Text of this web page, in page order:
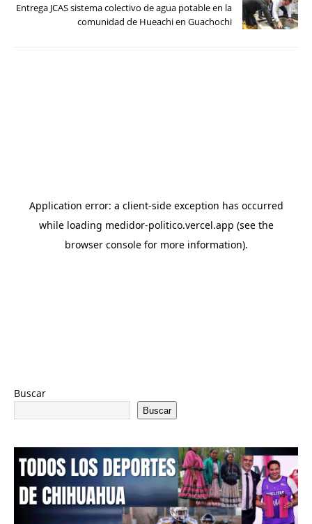
Entrega JCAS sistema colectivo de agua potable en la
comunidad de Hueachi en Guachochi
Buscar
Buscar